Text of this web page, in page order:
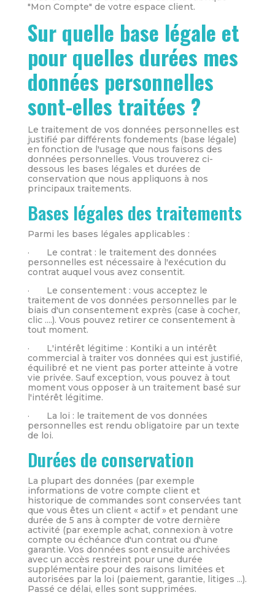
"Mon Compte" de votre espace client.
Sur quelle base légale et
pour quelles durées mes
données personnelles
sont-elles traitées ?
Le traitement de vos données personnelles est
justifié par différents fondements (base légale)
en fonction de l'usage que nous faisons des
données personnelles. Vous trouverez ci-
dessous les bases légales et durées de
conservation que nous appliquons à nos
principaux traitements.
Bases légales des traitements
Parmi les bases légales applicables :
· Le contrat : le traitement des données
personnelles est nécessaire à l'exécution du
contrat auquel vous avez consentit.
· Le consentement : vous acceptez le
traitement de vos données personnelles par le
biais d'un consentement exprès (case à cocher,
clic ....). Vous pouvez retirer ce consentement à
tout moment.
· L'intérêt légitime : Kontiki a un intérêt
commercial à traiter vos données qui est justifié,
équilibré et ne vient pas porter atteinte à votre
vie privée. Sauf exception, vous pouvez à tout
moment vous opposer à un traitement basé sur
l'intérêt légitime.
· La loi : le traitement de vos données
personnelles est rendu obligatoire par un texte
de loi.
Durées de conservation
La plupart des données (par exemple
informations de votre compte client et
historique de commandes sont conservées tant
que vous êtes un client « actif » et pendant une
durée de 5 ans à compter de votre dernière
activité (par exemple achat, connexion à votre
compte ou échéance d'un contrat ou d'une
garantie. Vos données sont ensuite archivées
avec un accès restreint pour une durée
supplémentaire pour des raisons limitées et
autorisées par la loi (paiement, garantie, litiges ...).
Passé ce délai, elles sont supprimées.